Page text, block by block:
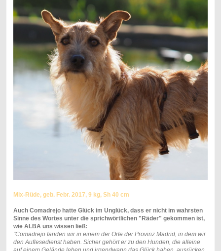
Mix-Rüde, geb. Febr. 2017, 9 kg, Sh 40 cm
Auch Comadrejo hatte Glück im Unglück, dass er nicht im wahrsten
Sinne des Wortes unter die sprichwörtlichen "Räder" gekommen ist,
wie ALBA uns wissen ließ:
"Comadrejo fanden wir in einem der Orte der Provinz Madrid, in dem wir
den Auflesedienst haben. Sicher gehört er zu den Hunden, die alleine